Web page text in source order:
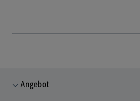
Angebot